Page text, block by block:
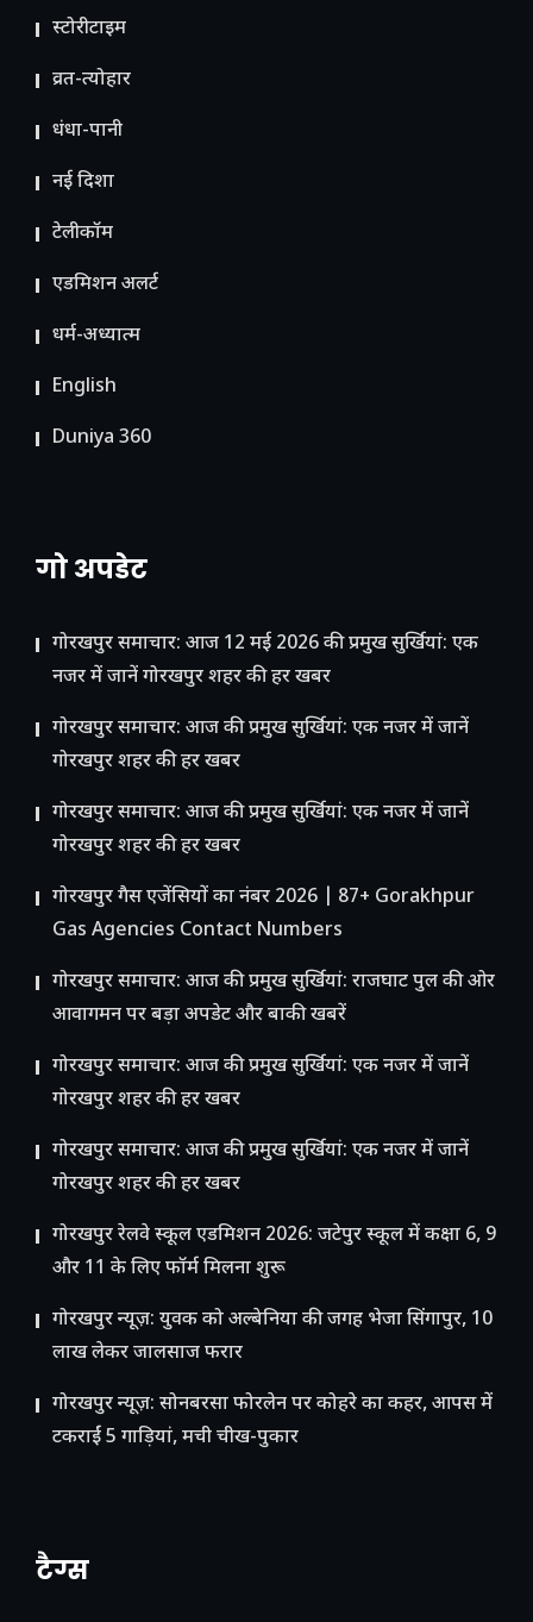
स्टोरीटाइम
व्रत-त्योहार
धंधा-पानी
नई दिशा
टेलीकॉम
ए​डमिशन अलर्ट
धर्म-अध्यात्म
English
Duniya 360
गो अपडेट
गोरखपुर समाचार: आज 12 मई 2026 की प्रमुख सुर्खियां: एक
नजर में जानें गोरखपुर शहर की हर खबर
गोरखपुर समाचार: आज की प्रमुख सुर्खियां: एक नजर में जानें
गोरखपुर शहर की हर खबर
गोरखपुर समाचार: आज की प्रमुख सुर्खियां: एक नजर में जानें
गोरखपुर शहर की हर खबर
गोरखपुर गैस एजेंसियों का नंबर 2026 | 87+ Gorakhpur
Gas Agencies Contact Numbers
गोरखपुर समाचार: आज की प्रमुख सुर्खियां: राजघाट पुल की ओर
आवागमन पर बड़ा अपडेट और बाकी खबरें
गोरखपुर समाचार: आज की प्रमुख सुर्खियां: एक नजर में जानें
गोरखपुर शहर की हर खबर
गोरखपुर समाचार: आज की प्रमुख सुर्खियां: एक नजर में जानें
गोरखपुर शहर की हर खबर
गोरखपुर रेलवे स्कूल एडमिशन 2026: जटेपुर स्कूल में कक्षा 6, 9
और 11 के लिए फॉर्म मिलना शुरू
गोरखपुर न्यूज़: युवक को अल्बेनिया की जगह भेजा सिंगापुर, 10
लाख लेकर जालसाज फरार
गोरखपुर न्यूज़: सोनबरसा फोरलेन पर कोहरे का कहर, आपस में
टकराईं 5 गाड़ियां, मची चीख-पुकार
टैग्स